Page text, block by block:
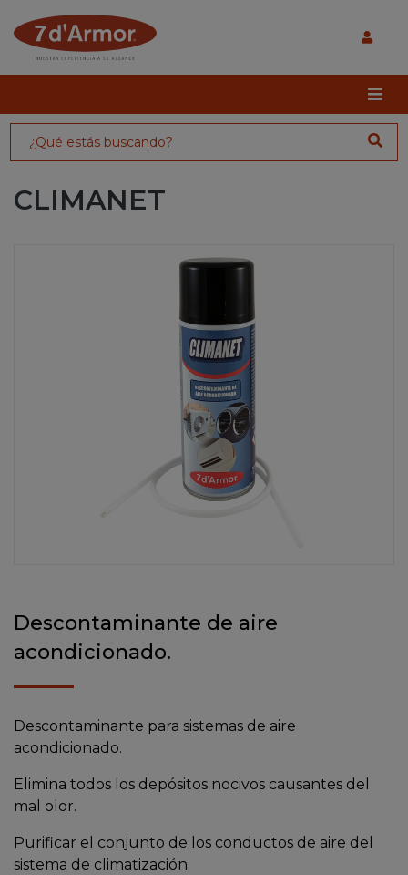
CLIMANET
Descontaminante de aire
acondicionado.
Descontaminante para sistemas de aire
acondicionado.
Elimina todos los depósitos nocivos causantes del
mal olor.
Purificar el conjunto de los conductos de aire del
sistema de climatización.